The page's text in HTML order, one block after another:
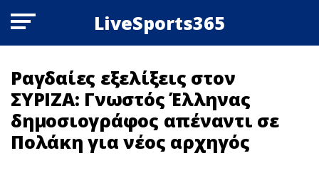
LiveSports365
Ραγδαίες εξελίξεις στον
ΣΥΡΙΖΑ: Γνωστός Έλληνας
δημοσιογράφος απέναντι σε
Πολάκη για νέος αρχηγός